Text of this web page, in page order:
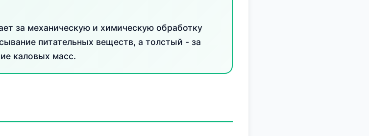
за механическую и химическую обработку
питательных веществ, а толстый - за
каловых масс.